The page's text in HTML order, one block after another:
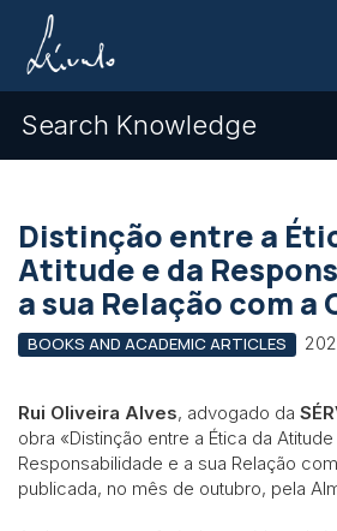
Search Knowledge
Distinção entre a
Atitude e da
a sua Relação com a
BOOKS AND ACADEMIC ARTICLES
Rui Oliveira Alves, advogado da
obra «Distinção entre a Ética da
Responsabilidade e a sua Relação
publicada, no mês de outubro, pela